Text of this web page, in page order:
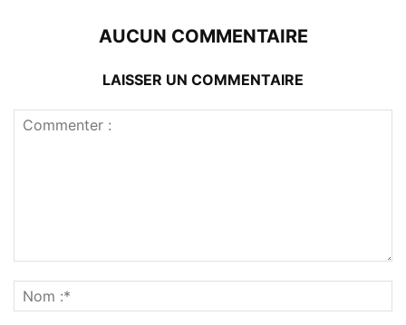
AUCUN COMMENTAIRE
LAISSER UN COMMENTAIRE